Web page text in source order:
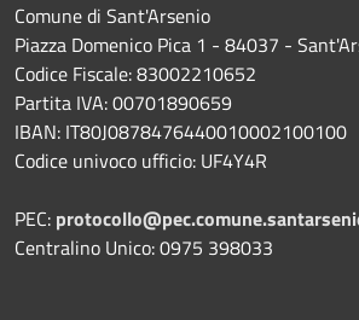
Comune di Sant'Arsenio
Piazza Domenico Pica 1 - 84037 -
Codice Fiscale: 83002210652
Partita IVA: 00701890659
IBAN: IT80J0878476440010002100100
Codice univoco ufficio: UF4Y4R
PEC:
Centralino Unico: 0975 398033